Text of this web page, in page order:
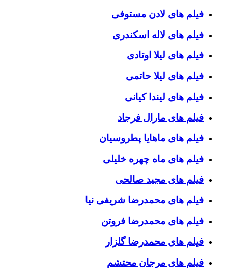
فیلم های لادن مستوفی
فیلم های لاله اسکندری
فیلم های لیلا اوتادی
فیلم های لیلا حاتمی
فیلم های لیندا کیانی
فیلم های مارال فرجاد
فیلم های ماهایا پطروسیان
فیلم های ماه چهره خلیلی
فیلم های مجید صالحی
فیلم های محمدرضا شریفی نیا
فیلم های محمدرضا فروتن
فیلم های محمدرضا گلزار
فیلم های مرجان محتشم